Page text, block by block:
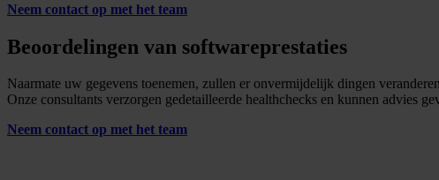
Neem contact op met het team
Beoordelingen van softwareprestaties
Naarmate uw gegevens toenemen, zullen er onvermijdelijk dingen
Onze consultants verzorgen gedetailleerde healthchecks en kunnen advies
Neem contact op met het team